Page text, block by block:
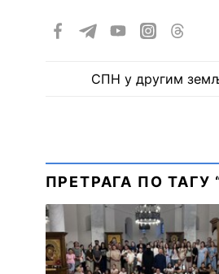
СПН у другим
ПРЕТРАГА ПО ТАГУ